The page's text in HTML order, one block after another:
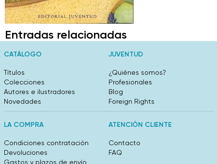
Entradas relacionadas
CATÁLOGO
Títulos
Colecciones
Autores e ilustradores
Novedades
JUVENTUD
¿Quiénes somos?
Profesionales
Blog
Foreign Rights
LA COMPRA
Condiciones contratación
Devoluciones
Gastos y plazos de envío
ATENCIÓN CLIENTE
Contacto
FAQ